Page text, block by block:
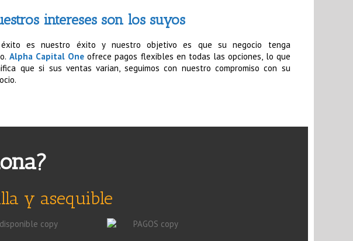
intereses son los suyos
es nuestro éxito y nuestro objetivo es que su negocio tenga
Alpha Capital Oneofrece pagos flexibles en todas las opciones, lo que
que si sus ventas varian, seguimos con nuestro compromiso con su
y asequible